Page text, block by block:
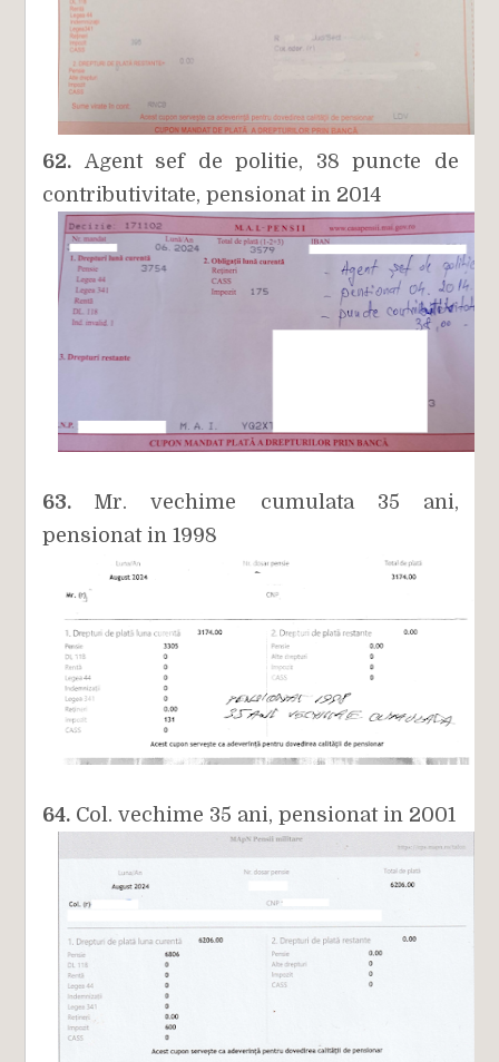
62. Agent sef de politie, 38 puncte de
contributivitate, pensionat in 2014
63. Mr. vechime cumulata 35 ani,
pensionat in 1998
64. Col. vechime 35 ani, pensionat in 2001